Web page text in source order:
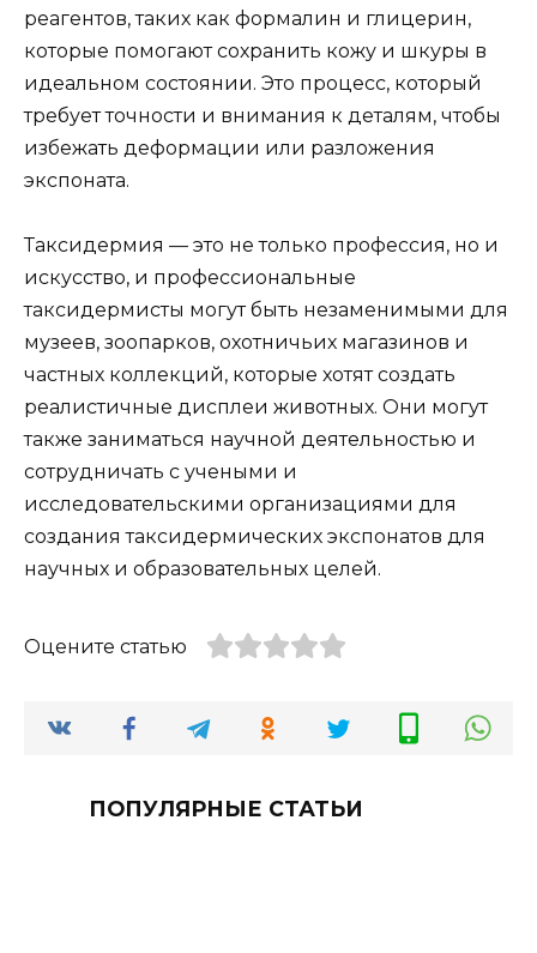
реагентов, таких как формалин и глицерин,
которые помогают сохранить кожу и шкуры в
идеальном состоянии. Это процесс, который
требует точности и внимания к деталям, чтобы
избежать деформации или разложения
экспоната.
Таксидермия — это не только профессия, но и
искусство, и профессиональные
таксидермисты могут быть незаменимыми для
музеев, зоопарков, охотничьих магазинов и
частных коллекций, которые хотят создать
реалистичные дисплеи животных. Они могут
также заниматься научной деятельностью и
сотрудничать с учеными и
исследовательскими организациями для
создания таксидермических экспонатов для
научных и образовательных целей.
Оцените статью
ПОПУЛЯРНЫЕ СТАТЬИ